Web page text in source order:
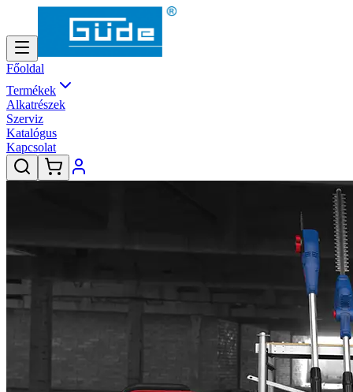
Főoldal
Termékek
Alkatrészek
Szerviz
Katalógus
Kapcsolat